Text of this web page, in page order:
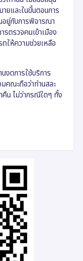
ยและในขั้นตอนการ
อยู่กับการพิจารณา
รตรวจคนเข้าเมือง
ให้ความช่วยเหลือ
งดการใช้บริการ
คณะถือว่าท่านสละ
คืน ไม่ว่ากรณีใดๆ ทั้ง